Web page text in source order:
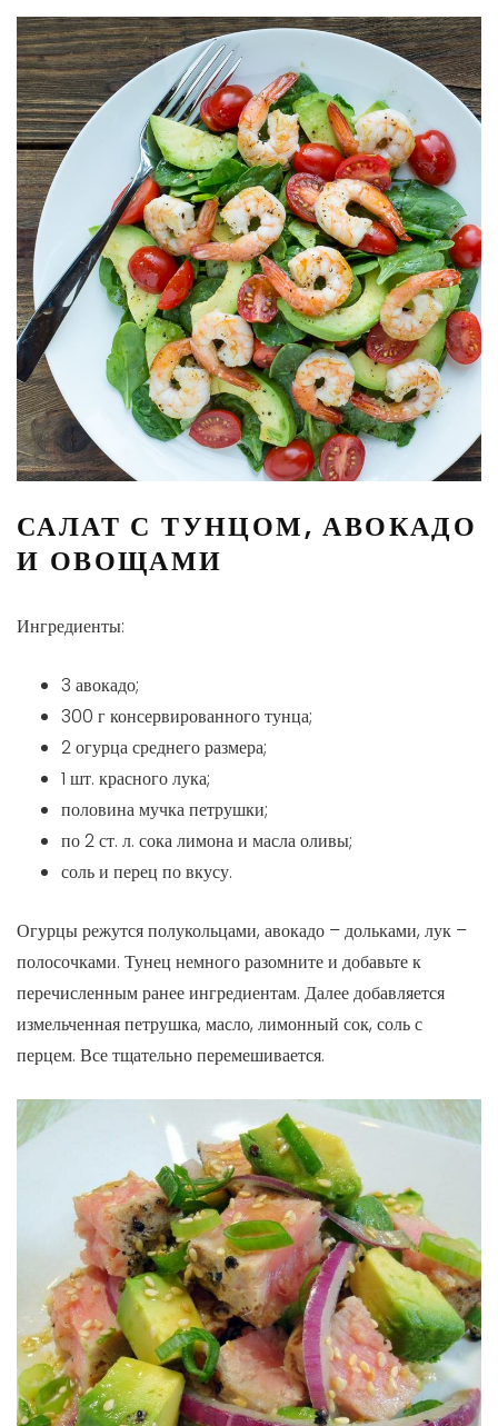
САЛАТ С ТУНЦОМ, АВОКАДО
И ОВОЩАМИ
Ингредиенты:
3 авокадо;
300 г консервированного тунца;
2 огурца среднего размера;
1 шт. красного лука;
половина мучка петрушки;
по 2 ст. л. сока лимона и масла оливы;
соль и перец по вкусу.
Огурцы режутся полукольцами, авокадо – дольками, лук –
полосочками. Тунец немного разомните и добавьте к
перечисленным ранее ингредиентам. Далее добавляется
измельченная петрушка, масло, лимонный сок, соль с
перцем. Все тщательно перемешивается.